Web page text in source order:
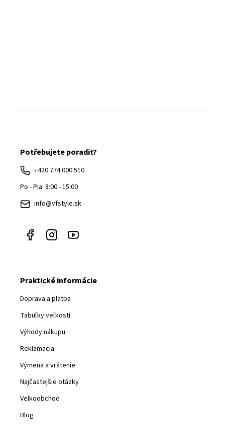
Potřebujete poradit?
+420 774 000 510
Po - Pia: 8:00 - 15:00
info@vfstyle.sk
Praktické informácie
Doprava a platba
Tabuľky veľkostí
Výhody nákupu
Reklamacia
Výmena a vrátenie
Najčastejšie otázky
Velkoobchod
Blog